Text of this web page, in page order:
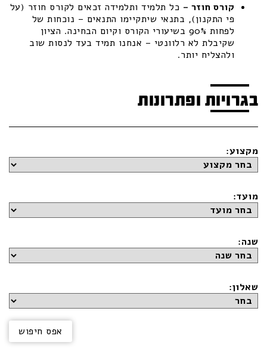
קורס חוזר – כל תלמיד ותלמידה זכאים לקורס חוזר (על
פי התקנון), בתנאי שיתקיימו התנאים – נוכחות של
לפחות 90% בשיעורי הקורס וקיום הבחינה. הציון
שקיבלת לא רלוונטי – אנחנו תמיד בעד לנסות שוב
ולהצליח יותר.
בגרויות ופתרונות
מקצוע:
מועד:
שנה:
שאלון: